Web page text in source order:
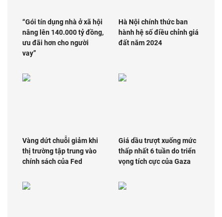
“Gói tín dụng nhà ở xã hội
nâng lên 140.000 tỷ đồng,
ưu đãi hơn cho người
vay”
Hà Nội chính thức ban
hành hệ số điều chỉnh giá
đất năm 2024
Vàng dứt chuỗi giảm khi
thị trường tập trung vào
chính sách của Fed
Giá dầu trượt xuống mức
thấp nhất 6 tuần do triển
vọng tích cực của Gaza